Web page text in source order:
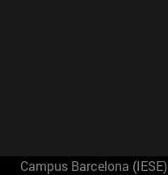
Campus Barcelona (IESE)